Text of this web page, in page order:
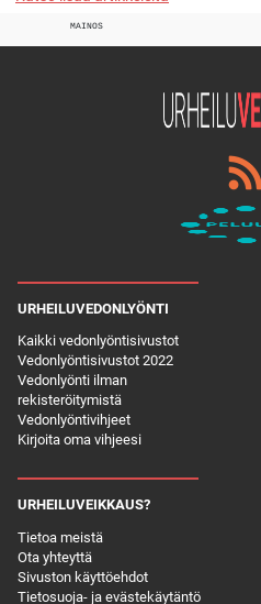
MAINOS
URHEILUVEDONLYÖNTI
Kaikki vedonlyöntisivustot
Vedonlyöntisivustot 2022
Vedonlyönti ilman
rekisteröitymistä
Vedonlyöntivihjeet
Kirjoita oma vihjeesi
URHEILUVEIKKAUS?
Tietoa meistä
Ota yhteyttä
Sivuston käyttöehdot
Tietosuoja- ja evästekäytäntö